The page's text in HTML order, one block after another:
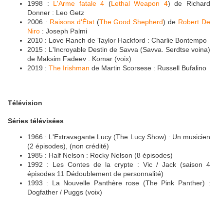
1998 : L'Arme fatale 4 (Lethal Weapon 4) de Richard
Donner : Leo Getz
2006 : Raisons d'État(The Good Shepherd) de Robert De
Niro : Joseph Palmi
2010 : Love Ranch de Taylor Hackford : Charlie Bontempo
2015 : L'Incroyable Destin de Savva (Savva. Serdtse voina)
de Maksim Fadeev : Komar (voix)
2019 : The Irishman de Martin Scorsese : Russell Bufalino
Télévision
Séries télévisées
1966 : L'Extravagante Lucy (The Lucy Show) : Un musicien
(2 épisodes), (non crédité)
1985 : Half Nelson : Rocky Nelson (8 épisodes)
1992 : Les Contes de la crypte : Vic / Jack (saison 4
épisodes 11 Dédoublement de personnalité)
1993 : La Nouvelle Panthère rose (The Pink Panther) :
Dogfather / Puggs (voix)